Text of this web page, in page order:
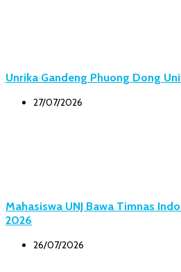
Unrika Gandeng Phuong Dong
27/07/2026
Mahasiswa UNJ Bawa Timnas
2026
26/07/2026